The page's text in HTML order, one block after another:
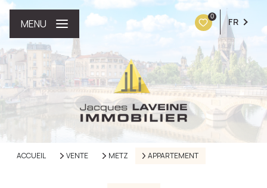
0 FR
MENU
ACCUEIL VENTE METZ APPARTEMENT